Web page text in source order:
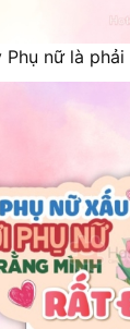
nữ là